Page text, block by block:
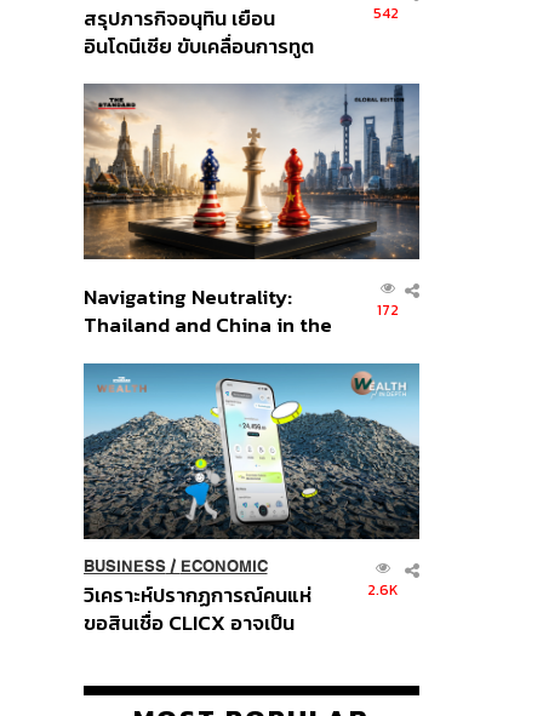
สรุปภารกิจอนุทิน เยือน
อินโดนีเซีย ขับเคลื่อนการทูต
ส่วนยุทธศาสตร์ไทย –
อินโดนีเซีย
542
Navigating Neutrality:
Thailand and China in the
Order
172
BUSINESS/ ECONOMIC
วิเคราะห์ปรากฏการณ์คนแห่
ขอสินเชื่อ CLICX อาจเป็น
ปัญหาหนี้ครัวเรือนไทยที่ถูกซุก
2.6K